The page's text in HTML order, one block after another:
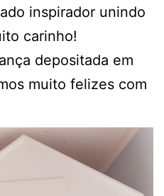
inspirador unindo
carinho!
depositada em
muito felizes com